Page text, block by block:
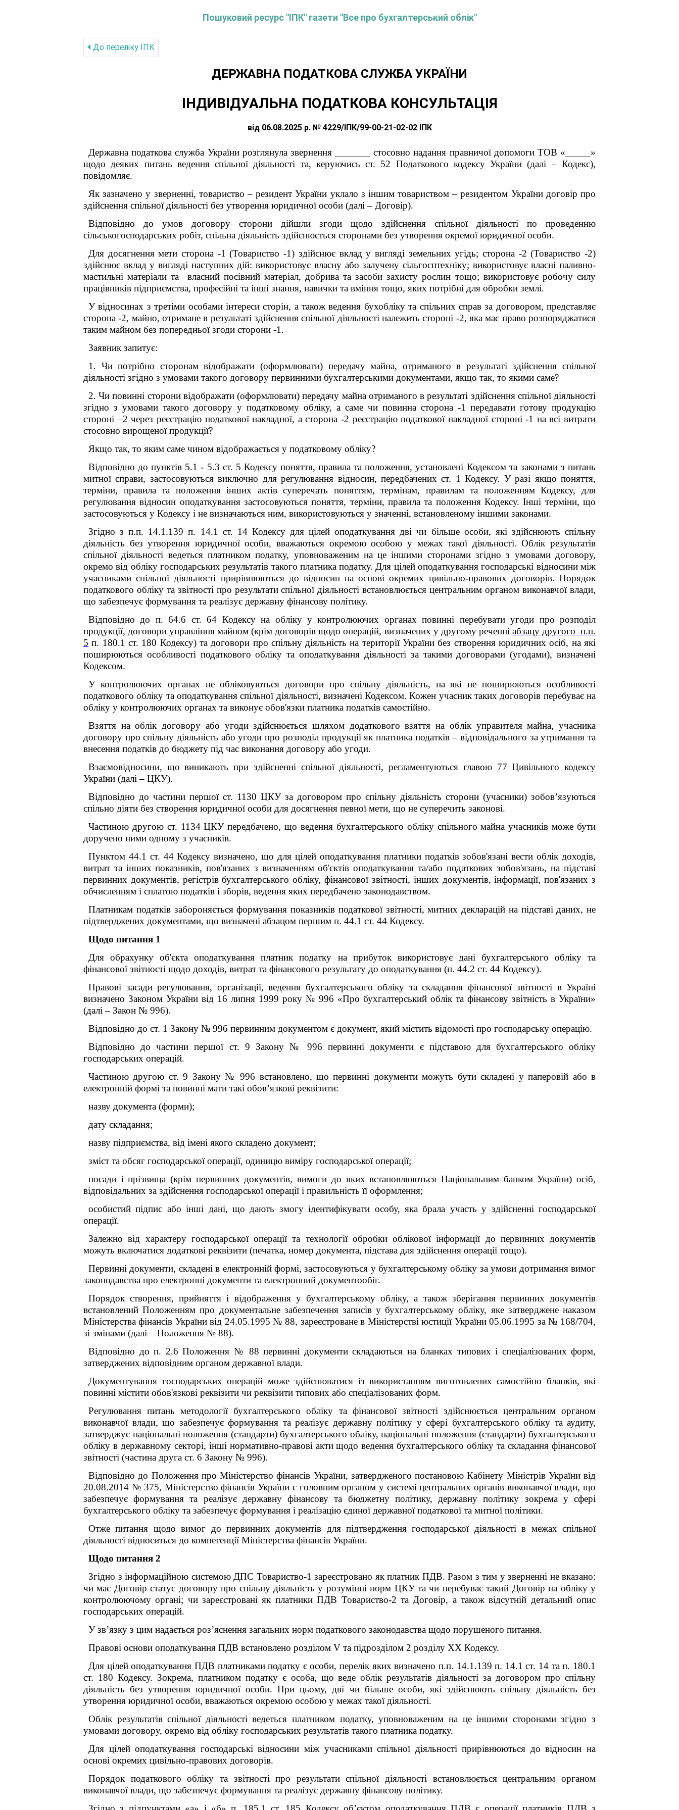
Пошуковий ресурс "ІПК" газети "Все про бухгалтерський облік"
До переліку IПК
ДЕРЖАВНА ПОДАТКОВА СЛУЖБА УКРАЇНИ
ІНДИВІДУАЛЬНА ПОДАТКОВА КОНСУЛЬТАЦІЯ
від 06.08.2025 р. № 4229/ІПК/99-00-21-02-02 ІПК
Державна податкова служба України розглянула звернення _______ стосовно надання правничої допомоги ТОВ «_____»
щодо деяких питань ведення спільної діяльності та, керуючись ст. 52 Податкового кодексу України (далі – Кодекс),
повідомляє.
Як зазначено у зверненні, товариство – резидент України уклало з іншим товариством – резидентом України договір про
здійснення спільної діяльності без утворення юридичної особи (далі – Договір).
Відповідно до умов договору сторони дійшли згоди щодо здійснення спільної діяльності по проведенню
сільськогосподарських робіт, спільна діяльність здійснюється сторонами без утворення окремої юридичної особи.
Для досягнення мети сторона -1 (Товариство -1) здійснює вклад у вигляді земельних угідь; сторона -2 (Товариство -2)
здійснює вклад у вигляді наступних дій: використовує власну або залучену сільгосптехніку; використовує власні паливно-
мастильні матеріали та власний посівний матеріал, добрива та засоби захисту рослин тощо; використовує робочу силу
працівників підприємства, професійні та інші знання, навички та вміння тощо, яких потрібні для обробки землі.
У відносинах з третіми особами інтереси сторін, а також ведення бухобліку та спільних справ за договором, представляє
сторона -2, майно, отримане в результаті здійснення спільної діяльності належить стороні -2, яка має право розпоряджатися
таким майном без попередньої згоди сторони -1.
Заявник запитує:
1. Чи потрібно сторонам відображати (оформлювати) передачу майна, отриманого в результаті здійснення спільної
діяльності згідно з умовами такого договору первинними бухгалтерськими документами, якщо так, то якими саме?
2. Чи повинні сторони відображати (оформлювати) передачу майна отриманого в результаті здійснення спільної діяльності
згідно з умовами такого договору у податковому обліку, а саме чи повинна сторона -1 передавати готову продукцію
стороні –2 через реєстрацію податкової накладної, а сторона -2 реєстрацію податкової накладної стороні -1 на всі витрати
стосовно вирощеної продукції?
Якщо так, то яким саме чином відображається у податковому обліку?
Відповідно до пунктів 5.1 - 5.3 ст. 5 Кодексу поняття, правила та положення, установлені Кодексом та законами з питань
митної справи, застосовуються виключно для регулювання відносин, передбачених ст. 1 Кодексу. У разі якщо поняття,
терміни, правила та положення інших актів суперечать поняттям, термінам, правилам та положенням Кодексу, для
регулювання відносин оподаткування застосовуються поняття, терміни, правила та положення Кодексу. Інші терміни, що
застосовуються у Кодексу і не визначаються ним, використовуються у значенні, встановленому іншими законами.
Згідно з п.п. 14.1.139 п. 14.1 ст. 14 Кодексу для цілей оподаткування дві чи більше особи, які здійснюють спільну
діяльність без утворення юридичної особи, вважаються окремою особою у межах такої діяльності. Облік результатів
спільної діяльності ведеться платником податку, уповноваженим на це іншими сторонами згідно з умовами договору,
окремо від обліку господарських результатів такого платника податку. Для цілей оподаткування господарські відносини між
учасниками спільної діяльності прирівнюються до відносин на основі окремих цивільно-правових договорів. Порядок
податкового обліку та звітності про результати спільної діяльності встановлюється центральним органом виконавчої влади,
що забезпечує формування та реалізує державну фінансову політику.
Відповідно до п. 64.6 ст. 64 Кодексу на обліку у контролюючих органах повинні перебувати угоди про розподіл
продукції, договори управління майном (крім договорів щодо операцій, визначених у другому реченні абзацу другого п.п.
5 п. 180.1 ст. 180 Кодексу) та договори про спільну діяльність на території України без створення юридичних осіб, на які
поширюються особливості податкового обліку та оподаткування діяльності за такими договорами (угодами), визначені
Кодексом.
У контролюючих органах не обліковуються договори про спільну діяльність, на які не поширюються особливості
податкового обліку та оподаткування спільної діяльності, визначені Кодексом. Кожен учасник таких договорів перебуває на
обліку у контролюючих органах та виконує обов'язки платника податків самостійно.
Взяття на облік договору або угоди здійснюється шляхом додаткового взяття на облік управителя майна, учасника
договору про спільну діяльність або угоди про розподіл продукції як платника податків – відповідального за утримання та
внесення податків до бюджету під час виконання договору або угоди.
Взаємовідносини, що виникають при здійсненні спільної діяльності, регламентуються главою 77 Цивільного кодексу
України (далі – ЦКУ).
Відповідно до частини першої ст. 1130 ЦКУ за договором про спільну діяльність сторони (учасники) зобов’язуються
спільно діяти без створення юридичної особи для досягнення певної мети, що не суперечить законові.
Частиною другою ст. 1134 ЦКУ передбачено, що ведення бухгалтерського обліку спільного майна учасників може бути
доручено ними одному з учасників.
Пунктом 44.1 ст. 44 Кодексу визначено, що для цілей оподаткування платники податків зобов'язані вести облік доходів,
витрат та інших показників, пов'язаних з визначенням об'єктів оподаткування та/або податкових зобов'язань, на підставі
первинних документів, регістрів бухгалтерського обліку, фінансової звітності, інших документів, інформації, пов'язаних з
обчисленням і сплатою податків і зборів, ведення яких передбачено законодавством.
Платникам податків забороняється формування показників податкової звітності, митних декларацій на підставі даних, не
підтверджених документами, що визначені абзацом першим п. 44.1 ст. 44 Кодексу.
Щодо питання 1
Для обрахунку об'єкта оподаткування платник податку на прибуток використовує дані бухгалтерського обліку та
фінансової звітності щодо доходів, витрат та фінансового результату до оподаткування (п. 44.2 ст. 44 Кодексу).
Правові засади регулювання, організації, ведення бухгалтерського обліку та складання фінансової звітності в Україні
визначено Законом України від 16 липня 1999 року № 996 «Про бухгалтерський облік та фінансову звітність в України»
(далі – Закон № 996).
Відповідно до ст. 1 Закону № 996 первинним документом є документ, який містить відомості про господарську операцію.
Відповідно до частини першої ст. 9 Закону № 996 первинні документи є підставою для бухгалтерського обліку
господарських операцій.
Частиною другою ст. 9 Закону № 996 встановлено, що первинні документи можуть бути складені у паперовій або в
електронній формі та повинні мати такі обов’язкові реквізити:
назву документа (форми);
дату складання;
назву підприємства, від імені якого складено документ;
зміст та обсяг господарської операції, одиницю виміру господарської операції;
посади і прізвища (крім первинних документів, вимоги до яких встановлюються Національним банком України) осіб,
відповідальних за здійснення господарської операції і правильність її оформлення;
особистий підпис або інші дані, що дають змогу ідентифікувати особу, яка брала участь у здійсненні господарської
операції.
Залежно від характеру господарської операції та технології обробки облікової інформації до первинних документів
можуть включатися додаткові реквізити (печатка, номер документа, підстава для здійснення операції тощо).
Первинні документи, складені в електронній формі, застосовуються у бухгалтерському обліку за умови дотримання вимог
законодавства про електронні документи та електронний документообіг.
Порядок створення, прийняття і відображення у бухгалтерському обліку, а також зберігання первинних документів
встановлений Положенням про документальне забезпечення записів у бухгалтерському обліку, яке затверджене наказом
Міністерства фінансів України від 24.05.1995 № 88, зареєстроване в Міністерстві юстиції України 05.06.1995 за № 168/704,
зі змінами (далі – Положення № 88).
Відповідно до п. 2.6 Положення № 88 первинні документи складаються на бланках типових і спеціалізованих форм,
затверджених відповідним органом державної влади.
Документування господарських операцій може здійснюватися із використанням виготовлених самостійно бланків, які
повинні містити обов'язкові реквізити чи реквізити типових або спеціалізованих форм.
Регулювання питань методології бухгалтерського обліку та фінансової звітності здійснюється центральним органом
виконавчої влади, що забезпечує формування та реалізує державну політику у сфері бухгалтерського обліку та аудиту,
затверджує національні положення (стандарти) бухгалтерського обліку, національні положення (стандарти) бухгалтерського
обліку в державному секторі, інші нормативно-правові акти щодо ведення бухгалтерського обліку та складання фінансової
звітності (частина друга ст. 6 Закону № 996).
Відповідно до Положення про Міністерство фінансів України, затвердженого постановою Кабінету Міністрів України від
20.08.2014 № 375, Міністерство фінансів України є головним органом у системі центральних органів виконавчої влади, що
забезпечує формування та реалізує державну фінансову та бюджетну політику, державну політику зокрема у сфері
бухгалтерського обліку та забезпечує формування і реалізацію єдиної державної податкової та митної політики.
Отже питання щодо вимог до первинних документів для підтвердження господарської діяльності в межах спільної
діяльності відноситься до компетенції Міністерства фінансів України.
Щодо питання 2
Згідно з інформаційною системою ДПС Товариство-1 зареєстровано як платник ПДВ. Разом з тим у зверненні не вказано:
чи має Договір статус договору про спільну діяльність у розумінні норм ЦКУ та чи перебуває такий Договір на обліку у
контролюючому органі; чи зареєстровані як платники ПДВ Товариство-2 та Договір, а також відсутній детальний опис
господарських операцій.
У зв’язку з цим надається роз’яснення загальних норм податкового законодавства щодо порушеного питання.
Правові основи оподаткування ПДВ встановлено розділом V та підрозділом 2 розділу XX Кодексу.
Для цілей оподаткування ПДВ платниками податку є особи, перелік яких визначено п.п. 14.1.139 п. 14.1 ст. 14 та п. 180.1
ст. 180 Кодексу. Зокрема, платником податку є особа, що веде облік результатів діяльності за договором про спільну
діяльність без утворення юридичної особи. При цьому, дві чи більше особи, які здійснюють спільну діяльність без
утворення юридичної особи, вважаються окремою особою у межах такої діяльності.
Облік результатів спільної діяльності ведеться платником податку, уповноваженим на це іншими сторонами згідно з
умовами договору, окремо від обліку господарських результатів такого платника податку.
Для цілей оподаткування господарські відносини між учасниками спільної діяльності прирівнюються до відносин на
основі окремих цивільно-правових договорів.
Порядок податкового обліку та звітності про результати спільної діяльності встановлюється центральним органом
виконавчої влади, що забезпечує формування та реалізує державну фінансову політику.